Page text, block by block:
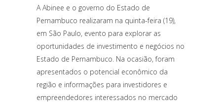
A Abinee e o governo do Estado de
Pernambuco realizaram na quinta-feira (19),
em São Paulo, evento para explorar as
oportunidades de investimento e negócios no
Estado de Pernambuco. Na ocasião, foram
apresentados o potencial econômico da
região e informações para investidores e
empreendedores interessados no mercado